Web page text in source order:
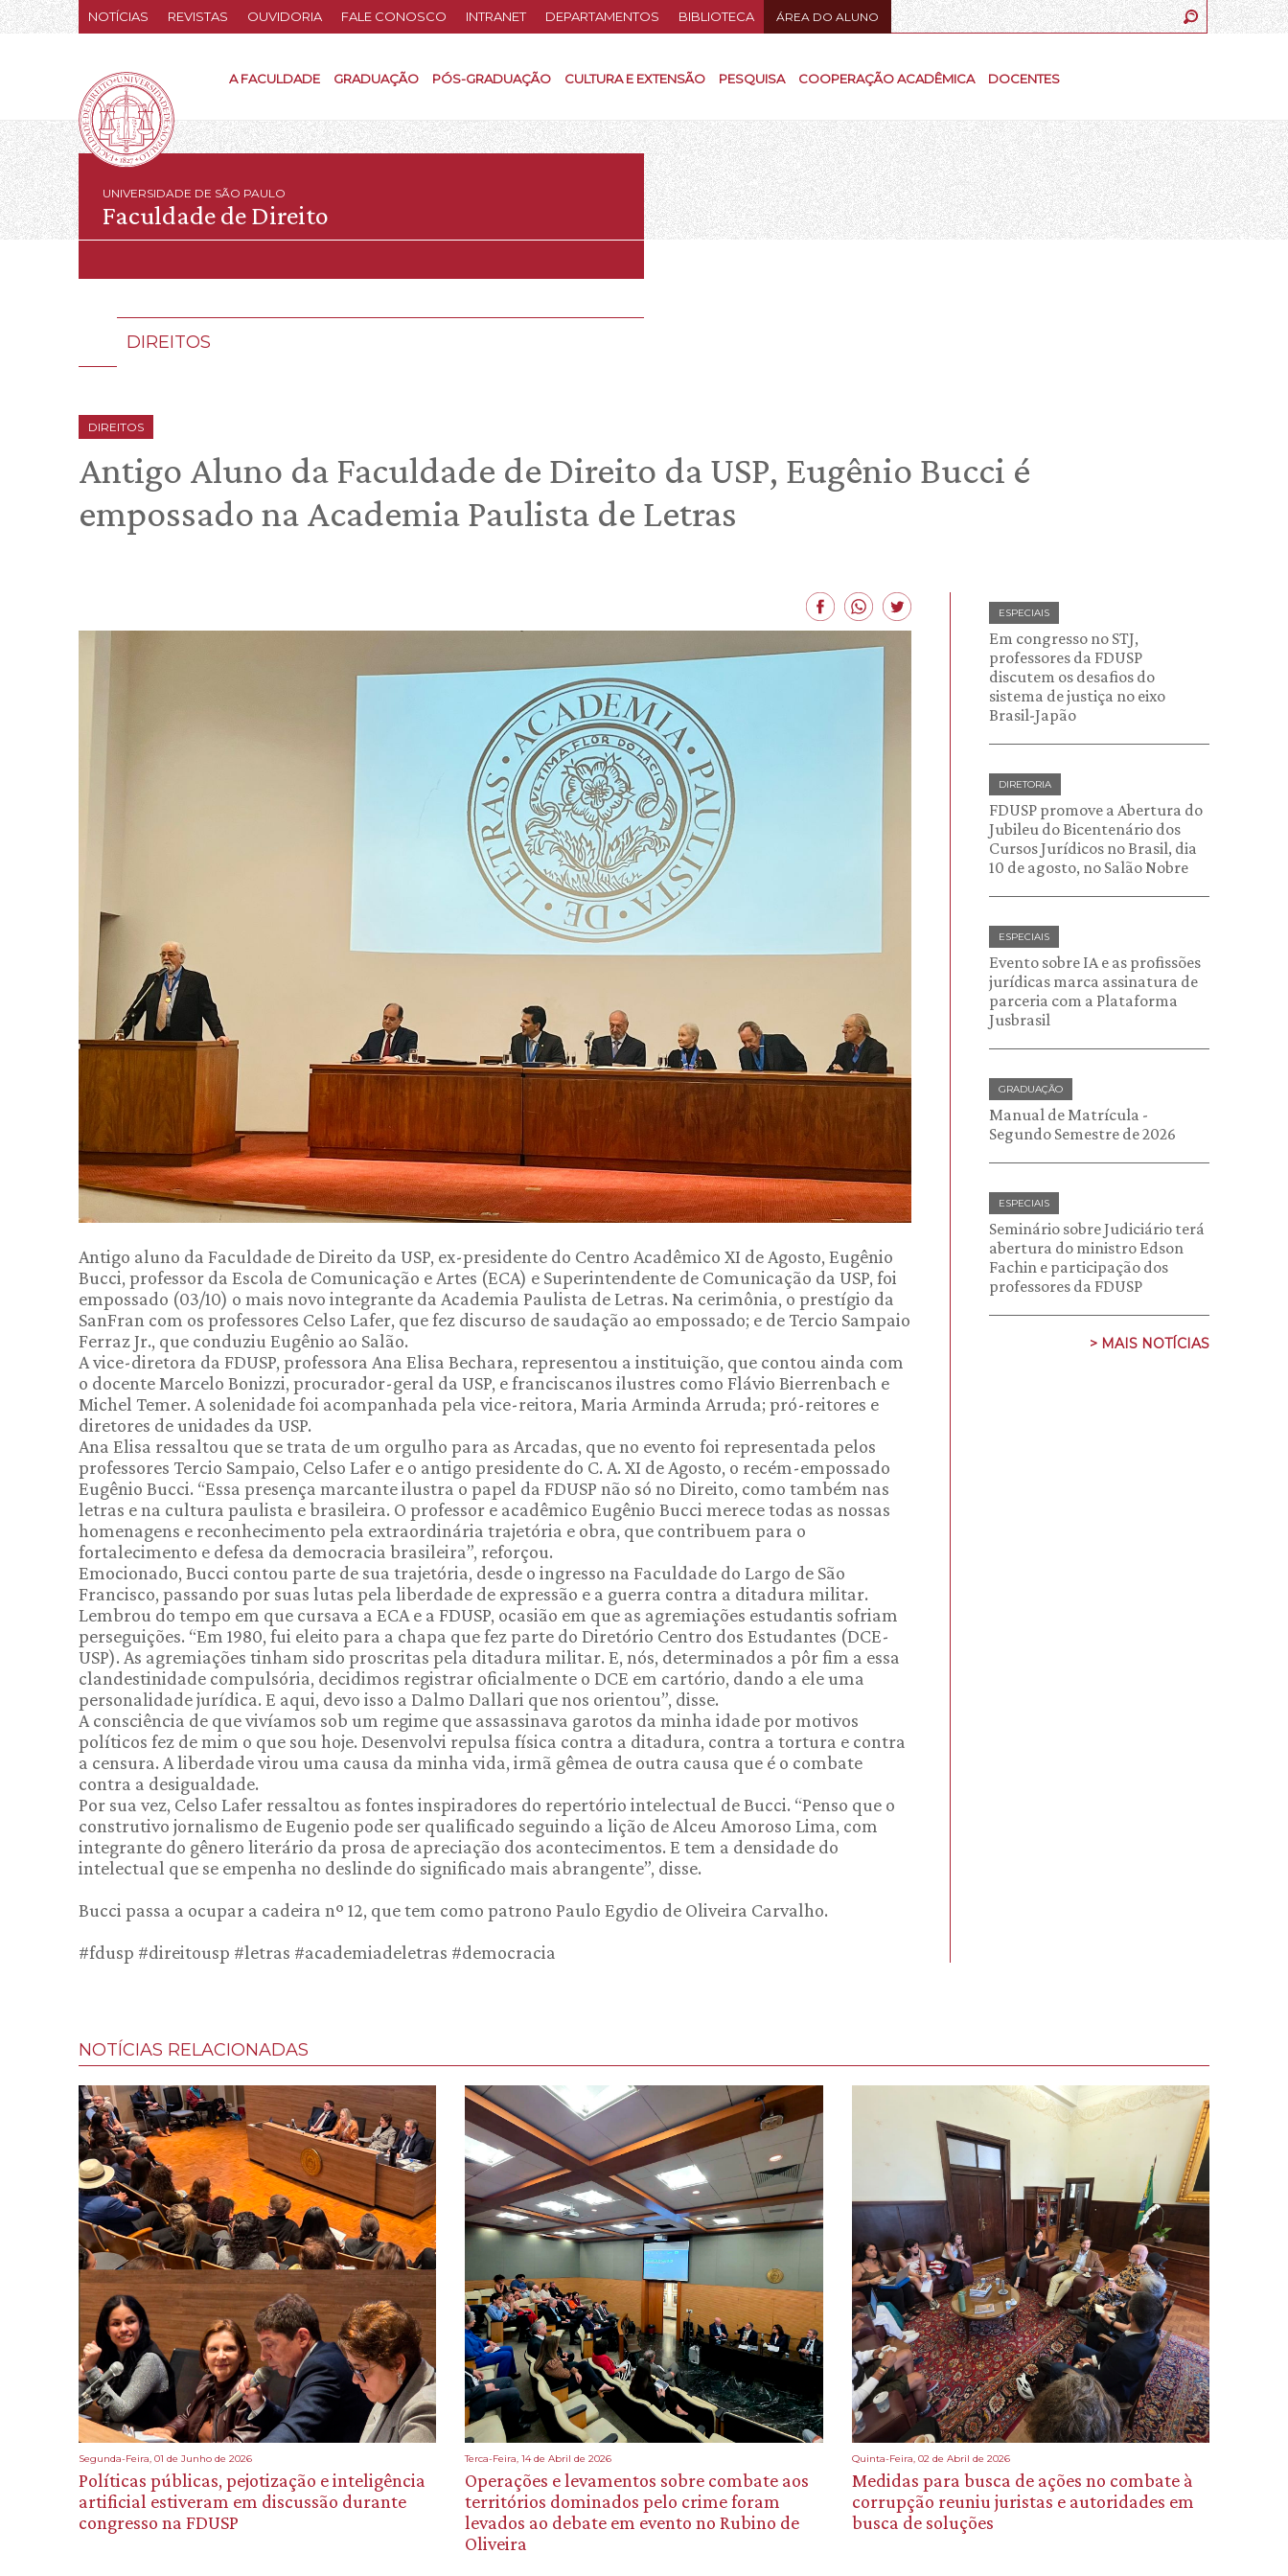
NOTÍCIAS REVISTAS OUVIDORIA FALE CONOSCO INTRANET DEPARTAMENTOS BIBLIOTECA ÁREA DO ALUNO
A FACULDADE GRADUAÇÃO PÓS-GRADUAÇÃO CULTURA E EXTENSÃO PESQUISA COOPERAÇÃO ACADÊMICA DOCENTES
UNIVERSIDADE DE SÃO PAULO
Faculdade de Direito
DIREITOS
DIREITOS
Antigo Aluno da Faculdade de Direito da USP, Eugênio Bucci é
empossado na Academia Paulista de Letras
Antigo aluno da Faculdade de Direito da USP, ex-presidente do Centro Acadêmico XI de Agosto, Eugênio
Bucci, professor da Escola de Comunicação e Artes (ECA) e Superintendente de Comunicação da USP, foi
empossado (03/10) o mais novo integrante da Academia Paulista de Letras. Na cerimônia, o prestígio da
SanFran com os professores Celso Lafer, que fez discurso de saudação ao empossado; e de Tercio Sampaio
Ferraz Jr., que conduziu Eugênio ao Salão.
A vice-diretora da FDUSP, professora Ana Elisa Bechara, representou a instituição, que contou ainda com
o docente Marcelo Bonizzi, procurador-geral da USP, e franciscanos ilustres como Flávio Bierrenbach e
Michel Temer. A solenidade foi acompanhada pela vice-reitora, Maria Arminda Arruda; pró-reitores e
diretores de unidades da USP.
Ana Elisa ressaltou que se trata de um orgulho para as Arcadas, que no evento foi representada pelos
professores Tercio Sampaio, Celso Lafer e o antigo presidente do C. A. XI de Agosto, o recém-empossado
Eugênio Bucci. “Essa presença marcante ilustra o papel da FDUSP não só no Direito, como também nas
letras e na cultura paulista e brasileira. O professor e acadêmico Eugênio Bucci merece todas as nossas
homenagens e reconhecimento pela extraordinária trajetória e obra, que contribuem para o
fortalecimento e defesa da democracia brasileira”, reforçou.
Emocionado, Bucci contou parte de sua trajetória, desde o ingresso na Faculdade do Largo de São
Francisco, passando por suas lutas pela liberdade de expressão e a guerra contra a ditadura militar.
Lembrou do tempo em que cursava a ECA e a FDUSP, ocasião em que as agremiações estudantis sofriam
perseguições. “Em 1980, fui eleito para a chapa que fez parte do Diretório Centro dos Estudantes (DCE-
USP). As agremiações tinham sido proscritas pela ditadura militar. E, nós, determinados a pôr fim a essa
clandestinidade compulsória, decidimos registrar oficialmente o DCE em cartório, dando a ele uma
personalidade jurídica. E aqui, devo isso a Dalmo Dallari que nos orientou”, disse.
A consciência de que vivíamos sob um regime que assassinava garotos da minha idade por motivos
políticos fez de mim o que sou hoje. Desenvolvi repulsa física contra a ditadura, contra a tortura e contra
a censura. A liberdade virou uma causa da minha vida, irmã gêmea de outra causa que é o combate
contra a desigualdade.
Por sua vez, Celso Lafer ressaltou as fontes inspiradores do repertório intelectual de Bucci. “Penso que o
construtivo jornalismo de Eugenio pode ser qualificado seguindo a lição de Alceu Amoroso Lima, com
integrante do gênero literário da prosa de apreciação dos acontecimentos. E tem a densidade do
intelectual que se empenha no deslinde do significado mais abrangente”, disse.
Bucci passa a ocupar a cadeira nº 12, que tem como patrono Paulo Egydio de Oliveira Carvalho.
#fdusp #direitousp #letras #academiadeletras #democracia
ESPECIAIS
Em congresso no STJ,
professores da FDUSP
discutem os desafios do
sistema de justiça no eixo
Brasil-Japão
DIRETORIA
FDUSP promove a Abertura do
Jubileu do Bicentenário dos
Cursos Jurídicos no Brasil, dia
10 de agosto, no Salão Nobre
ESPECIAIS
Evento sobre IA e as profissões
jurídicas marca assinatura de
parceria com a Plataforma
Jusbrasil
GRADUAÇÃO
Manual de Matrícula -
Segundo Semestre de 2026
ESPECIAIS
Seminário sobre Judiciário terá
abertura do ministro Edson
Fachin e participação dos
professores da FDUSP
> MAIS NOTÍCIAS
NOTÍCIAS RELACIONADAS
Segunda-Feira, 01 de Junho de 2026
Políticas públicas, pejotização e inteligência
artificial estiveram em discussão durante
congresso na FDUSP
Terca-Feira, 14 de Abril de 2026
Operações e levamentos sobre combate aos
territórios dominados pelo crime foram
levados ao debate em evento no Rubino de
Oliveira
Quinta-Feira, 02 de Abril de 2026
Medidas para busca de ações no combate à
corrupção reuniu juristas e autoridades em
busca de soluções